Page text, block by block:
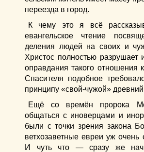
переезда в город.
К чему это я всё
евангельское чтение
деления людей на своих и
Христос полностью разрушает
оправдания такого отношения
Спасителя подобное
принципу «свой-чужой»
Ещё со времён пророка
общаться с иноверцами и
были с точки зрения закона
ветхозаветные евреи уж
И чуть что — сразу же